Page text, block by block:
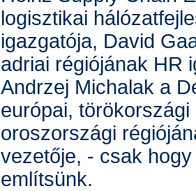
logisztikai
igazgatója, David
adriai régiójának HR
Andrzej Michalak a
európai, törökországi
oroszországi
vezetője, - csak
említsünk.